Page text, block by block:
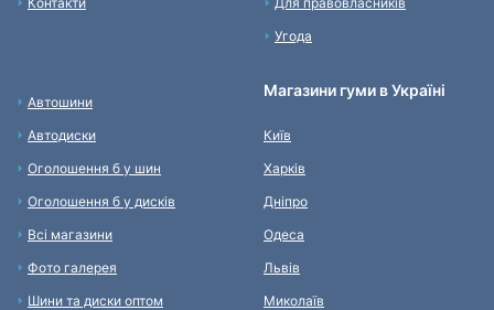
Угода
Автошини
Автодиски
Оголошення б у шин
Оголошення б у дисків
Всі магазини
Фото галерея
Шини та диски оптом
Магазини гуми в Україні
Київ
Харків
Дніпро
Одеса
Львів
Миколаїв